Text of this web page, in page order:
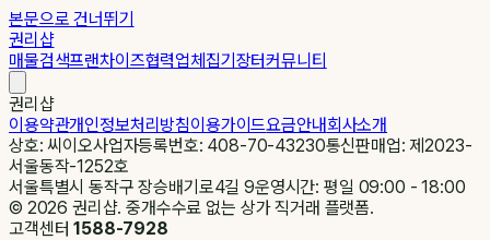
본문으로 건너뛰기
권리샵
매물검색프랜차이즈협력업체집기장터커뮤니티
권리샵
이용약관개인정보처리방침이용가이드요금안내회사소개
상호: 씨이오사업자등록번호: 408-70-43230통신판매업: 제2023-
서울동작-1252호
서울특별시 동작구 장승배기로4길 9운영시간: 평일 09:00 - 18:00
© 2026 권리샵. 중개수수료 없는 상가 직거래 플랫폼.
고객센터1588-7928